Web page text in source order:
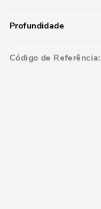
Profundidade
Código de Referência